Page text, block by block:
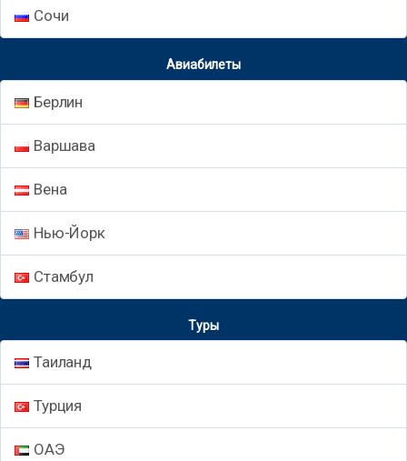
Сочи
Авиабилеты
Берлин
Варшава
Вена
Нью-Йорк
Стамбул
Туры
Таиланд
Турция
ОАЭ